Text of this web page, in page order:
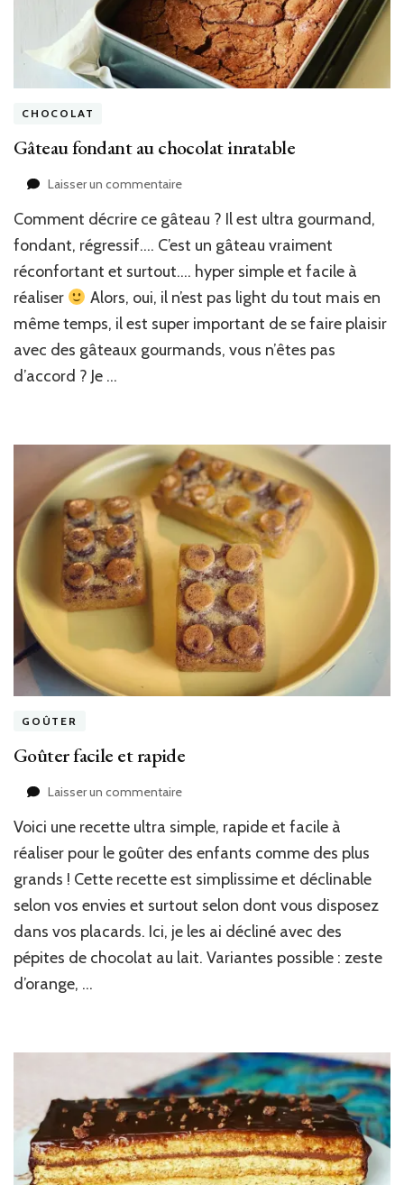
CHOCOLAT
Gâteau fondant au chocolat inratable
Laisser un commentairesur
fondant
au
chocolat
inratable
Comment décrire ce gâteau ? Il est ultra gourmand,
fondant, régressif…. C’est un gâteau vraiment
réconfortant et surtout…. hyper simple et facile à
réaliser
Alors, oui, il n’est pas light du tout mais en
même temps, il est super important de se faire plaisir
avec des gâteaux gourmands, vous n’êtes pas
d’accord ? Je …
GOÛTER
Goûter facile et rapide
Laisser un commentairesur
facile
et
Voici une recette ultra simple, rapide et facile à
réaliser pour le goûter des enfants comme des plus
grands ! Cette recette est simplissime et déclinable
selon vos envies et surtout selon dont vous disposez
dans vos placards. Ici, je les ai décliné avec des
pépites de chocolat au lait. Variantes possible : zeste
d’orange, …